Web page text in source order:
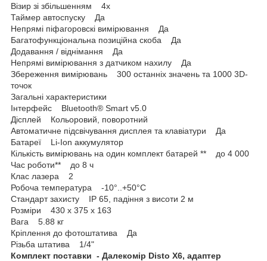
Візир зі збільшенням 4х
Таймер автоспуску Да
Непрямі піфагоровскі вимірювання Да
Багатофункціональна позиційна скоба Да
Додавання / віднімання Да
Непрямі вимірювання з датчиком нахилу Да
Збереження вимірювань 300 останніх значень та 1000 3D-
точок
Загальні характеристики
Інтерфейс Bluetooth® Smart v5.0
Дісплей Кольоровий, поворотний
Автоматичне підсвічування дисплея та клавіатури Да
Батареї Li-Ion аккумулятор
Кількість вимірювань на один комплект батарей ** до 4 000
Час роботи** до 8 ч
Клас лазера 2
Робоча температура -10°..+50°C
Стандарт захисту IP 65, падіння з висоти 2 м
Розміри 430 x 375 x 163
Вага 5.88 кг
Кріплення до фотоштатива Да
Різьба штатива 1/4"
Комплект поставки - Далекомір Disto X6, адаптер